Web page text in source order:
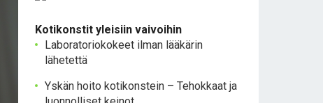
Kotikonstit yleisiin vaivoihin
Laboratoriokokeet ilman lääkärin
lähetettä
Yskän hoito kotikonstein – Tehokkaat ja